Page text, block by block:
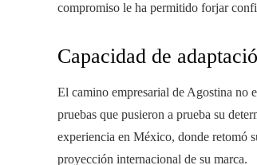
compromiso le ha permitido forjar
Capacidad de
El camino empresarial de Agostina no
pruebas que pusieron a prueba su
experiencia en México, donde retomó
proyección internacional de su marca.